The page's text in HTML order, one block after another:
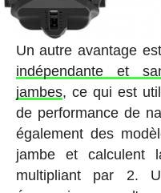
Un autre avantage
indépendante et
jambes, ce qui est
de performance de
également des
jambe et calculent
multipliant par 2.